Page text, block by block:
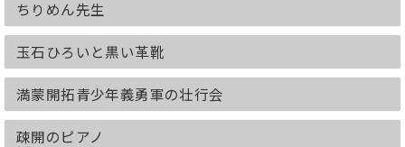
十二月八日からガダルカナル撤退へ
留学生、鄭さんとの別れ
慰問の音楽会
松代大本営と十三崖
再会
ちりめん先生
玉石ひろいと黒い革靴
満蒙開拓青少年義勇軍の壮行会
疎開のピアノ